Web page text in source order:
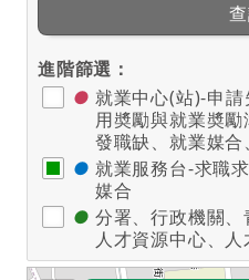
進階篩選：
● 就業中心(站)-申
用奬勵與就業奬
發職缺、就業媒
● 就業服務台-求職
媒合
● 分署、行政機關
人才資源中心、